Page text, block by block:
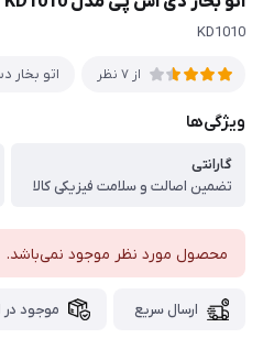
KD1010
از 7 نظر اتو بخار
ویژگی‌ها
گارانتی
تضمین اصالت و سلامت فیزیکی کالا
محصول مورد نظر موجود نمی‌باشد.
ارسال سریع موجود در